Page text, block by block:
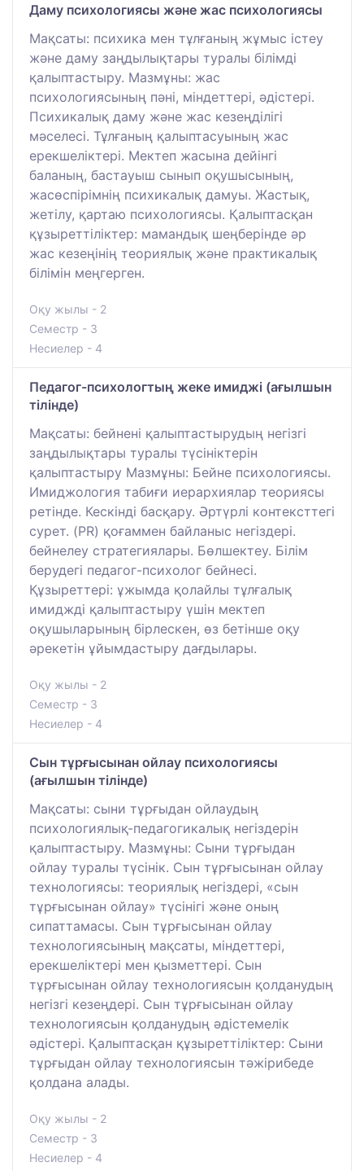
Даму психологиясы және жас психологиясы
Мақсаты: психика мен тұлғаның жұмыс істеу
және даму заңдылықтары туралы білімді
қалыптастыру. Мазмұны: жас
психологиясының пәні, міндеттері, әдістері.
Психикалық даму және жас кезеңділігі
мәселесі. Тұлғаның қалыптасуының жас
ерекшеліктері. Мектеп жасына дейінгі
баланың, бастауыш сынып оқушысының,
жасөспірімнің психикалық дамуы. Жастық,
жетілу, қартаю психологиясы. Қалыптасқан
құзыреттіліктер: мамандық шеңберінде әр
жас кезеңінің теориялық және практикалық
білімін меңгерген.
Оқу жылы - 2
Семестр - 3
Несиелер - 4
Педагог-психологтың жеке имиджі (ағылшын
тілінде)
Мақсаты: бейнені қалыптастырудың негізгі
заңдылықтары туралы түсініктерін
қалыптастыру Мазмұны: Бейне психологиясы.
Имиджология табиғи иерархиялар теориясы
ретінде. Кескінді басқару. Әртүрлі контексттегі
сурет. (PR) қоғаммен байланыс негіздері.
бейнелеу стратегиялары. Бөлшектеу. Білім
берудегі педагог-психолог бейнесі.
Құзыреттері: ұжымда қолайлы тұлғалық
имиджді қалыптастыру үшін мектеп
оқушыларының бірлескен, өз бетінше оқу
әрекетін ұйымдастыру дағдылары.
Оқу жылы - 2
Семестр - 3
Несиелер - 4
Сын тұрғысынан ойлау психологиясы
(ағылшын тілінде)
Мақсаты: сыни тұрғыдан ойлаудың
психологиялық-педагогикалық негіздерін
қалыптастыру. Мазмұны: Сыни тұрғыдан
ойлау туралы түсінік. Сын тұрғысынан ойлау
технологиясы: теориялық негіздері, «сын
тұрғысынан ойлау» түсінігі және оның
сипаттамасы. Сын тұрғысынан ойлау
технологиясының мақсаты, міндеттері,
ерекшеліктері мен қызметтері. Сын
тұрғысынан ойлау технологиясын қолданудың
негізгі кезеңдері. Сын тұрғысынан ойлау
технологиясын қолданудың әдістемелік
әдістері. Қалыптасқан құзыреттіліктер: Сыни
тұрғыдан ойлау технологиясын тәжірибеде
қолдана алады.
Оқу жылы - 2
Семестр - 3
Несиелер - 4